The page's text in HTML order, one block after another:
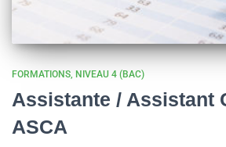
FORMATIONS NIVEAU 4 (BAC)
Assistante / Assistant
ASCA